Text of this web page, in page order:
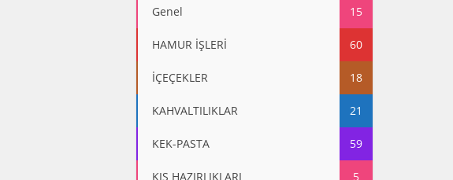
Genel 15
HAMUR İŞLERİ 60
İÇEÇEKLER 18
KAHVALTILIKLAR 21
KEK-PASTA 59
KIŞ HAZIRLIKLARI 5